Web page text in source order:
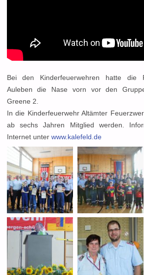
Bei den Kinderfeuerwehren hatte die
Auleben die Nase vorn vor den
Greene 2.
In die Kinderfeuerwehr Altämter
ab sechs Jahren Mitglied werden.
Internet unter www.kalefeld.de